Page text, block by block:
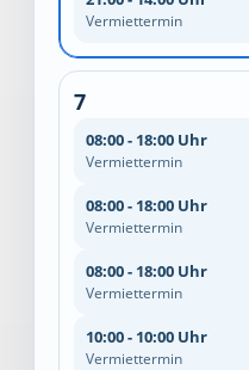
Vermiettermin
7
08:00 - 18:00 Uhr
Vermiettermin
08:00 - 18:00 Uhr
Vermiettermin
08:00 - 18:00 Uhr
Vermiettermin
10:00 - 10:00 Uhr
Vermiettermin